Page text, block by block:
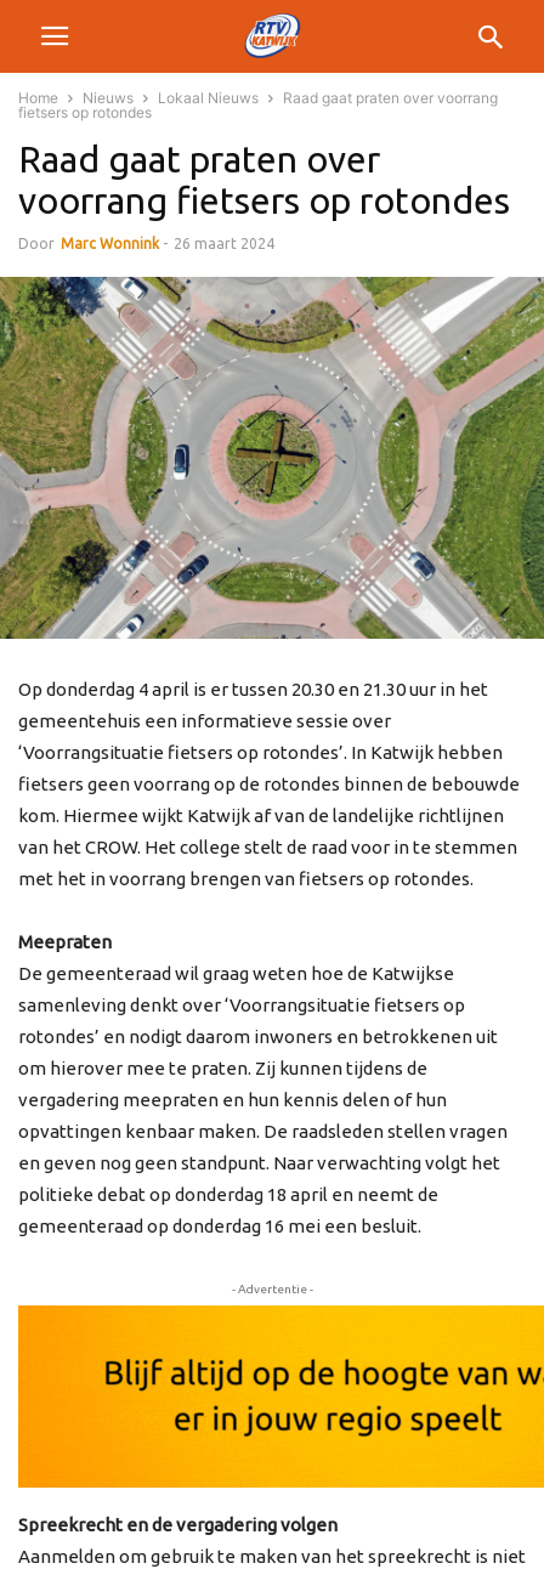
Home Nieuws Lokaal Nieuws
Raad gaat praten over voorrang
fietsers op rotondes
Raad gaat praten over
voorrang fietsers op rotondes
Door Marc Wonnink - 26 maart 2024
Op donderdag 4 april is er tussen 20.30 en 21.30 uur in het
gemeentehuis een informatieve sessie over
‘Voorrangsituatie fietsers op rotondes’. In Katwijk hebben
fietsers geen voorrang op de rotondes binnen de bebouwde
kom. Hiermee wijkt Katwijk af van de landelijke richtlijnen
van het CROW. Het college stelt de raad voor in te stemmen
met het in voorrang brengen van fietsers op rotondes.
Meepraten
De gemeenteraad wil graag weten hoe de Katwijkse
samenleving denkt over ‘Voorrangsituatie fietsers op
rotondes’ en nodigt daarom inwoners en betrokkenen uit
om hierover mee te praten. Zij kunnen tijdens de
vergadering meepraten en hun kennis delen of hun
opvattingen kenbaar maken. De raadsleden stellen vragen
en geven nog geen standpunt. Naar verwachting volgt het
politieke debat op donderdag 18 april en neemt de
gemeenteraad op donderdag 16 mei een besluit.
- Advertentie -
Spreekrecht en de vergadering volgen
Aanmelden om gebruik te maken van het spreekrecht is niet